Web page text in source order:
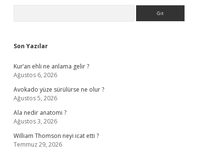
Son Yazılar
Kur’an ehli ne anlama gelir ?
Ağustos 6, 2026
Avokado yüze sürülürse ne olur ?
Ağustos 5, 2026
Ala nedir anatomi ?
Ağustos 3, 2026
William Thomson neyi icat etti ?
Temmuz 29, 2026